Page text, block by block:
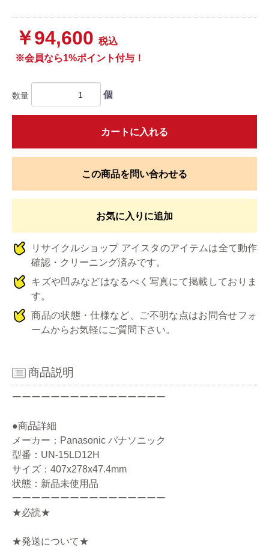
￥94,600 税込
※会員なら1%ポイント付与！
数量 個
カートに入れる
この商品を問い合わせる
お気に入りに追加
リサイクルショップ アイスタのアイテムは全て動作
確認・クリーニング済みです。
キズや凹みなどはなるべく写真にて掲載しておりま
す。
商品の状態・仕様など、ご不明な点はお問合せフォ
ームからお気軽にご質問下さい。
商品説明
ーーーーーーーーーーーーーーーー
●商品詳細
メーカー：Panasonic パナソニック
型番：UN-15LD12H
サイズ：407x278x47.4mm
状態：新品未使用品
ーーーーーーーーーーーーーーーー
★必読★
★発送について★